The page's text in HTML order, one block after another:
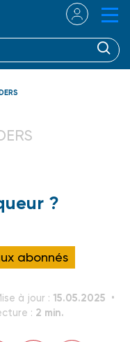
?
abonnés
à jour : 15.05.2025
: 2 min.